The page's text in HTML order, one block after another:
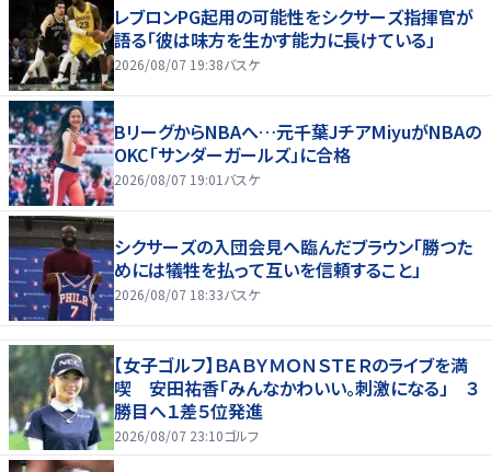
レブロンPG起用の可能性をシクサーズ指揮官が
語る「彼は味方を生かす能力に長けている」
2026/08/07 19:38バスケ
BリーグからNBAへ…元千葉JチアMiyuがNBAの
OKC「サンダーガールズ」に合格
2026/08/07 19:01 バスケ
シクサーズの入団会見へ臨んだブラウン「勝つた
めには犠牲を払って互いを信頼すること」
2026/08/07 18:33バスケ
【女子ゴルフ】ＢＡＢＹＭＯＮＳＴＥＲのライブを満
喫 安田祐香「みんなかわいい。刺激になる」 ３
勝目へ１差５位発進
2026/08/07 23:10ゴルフ